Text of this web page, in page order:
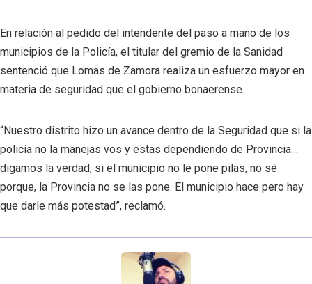
En relación al pedido del intendente del paso a mano de los
municipios de la Policía, el titular del gremio de la Sanidad
sentenció que Lomas de Zamora realiza un esfuerzo mayor en
materia de seguridad que el gobierno bonaerense.
“Nuestro distrito hizo un avance dentro de la Seguridad que si la
policía no la manejas vos y estas dependiendo de Provincia…
digamos la verdad, si el municipio no le pone pilas, no sé
porque, la Provincia no se las pone. El municipio hace pero hay
que darle más potestad”, reclamó.